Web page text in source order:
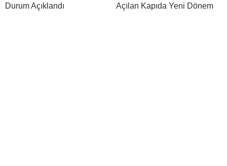
Durum Açıklandı
Açılan Kapıda Yeni Dönem